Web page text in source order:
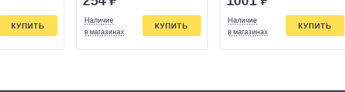
КУПИТЬ
Наличие
в магазинах
КУПИТЬ
Наличие
в магазинах
КУПИТЬ